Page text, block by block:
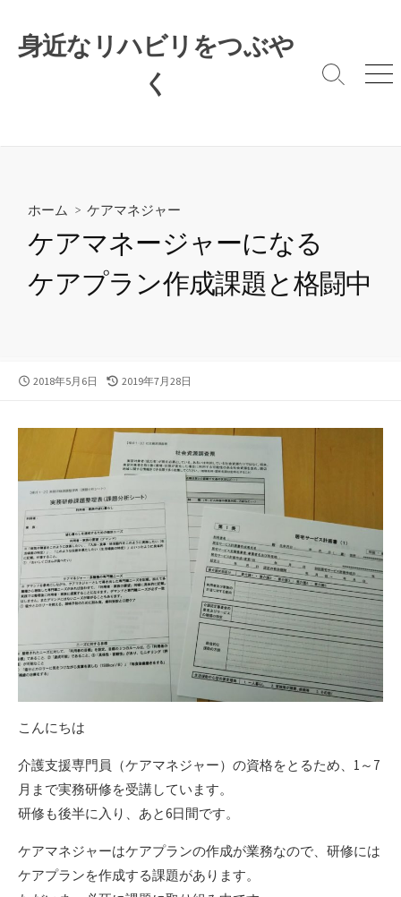
ス
身近なリハビリをつぶや
く
検
メ
ホーム > ケアマネジャー
ケアマネージャーになる
ケアプラン作成課題と格闘中
公
2018年5月6日
最
新
日
2019年7月28日
こんにちは
介護支援専門員（ケアマネジャー）の資格をとるため、1～7
月まで実務研修を受講しています。
研修も後半に入り、あと6日間です。
ケアマネジャーはケアプランの作成が業務なので、研修には
ケアプランを作成する課題があります。